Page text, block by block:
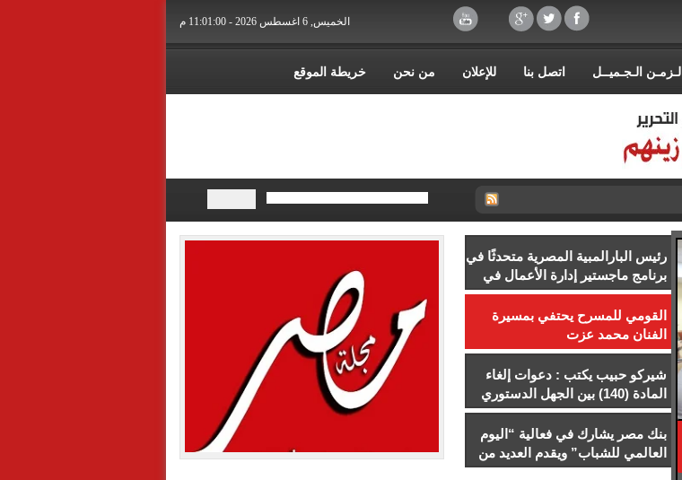
الخميس, 6 اغسطس 2026 - 11:01:02 م
الـزمـن الـجـميــل اتصل بنا للإعلان من نحن خريطة الموقع
رئيس البارالمبية المصرية متحدثًا في
برنامج ماجستير إدارة الأعمال في
إدارة الرياضة بجامعة إسلسكا
القومي للمسرح يحتفي بمسيرة
الفنان محمد عزت
شيركو حبيب يكتب : دعوات إلغاء
المادة (140) بين الجهل الدستوري
والخطاب السياسي
بنك مصر يشارك في فعالية “اليوم
العالمي للشباب” ويقدم العديد من
العروض المجانية دعمًا للشمول